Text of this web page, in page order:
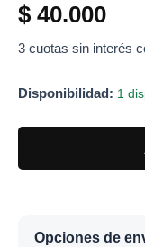
$ 40.000
3 cuotas sin interés
Disponibilidad: 1
Opciones de